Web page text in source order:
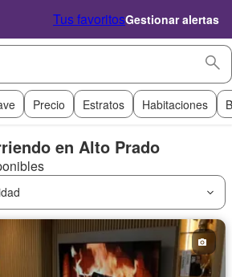
Tus favoritosGestionar alertas
Precio Estratos Habitaciones
en Alto Prado